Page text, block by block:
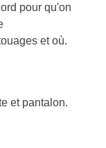
pour qu'on
et où.
et pantalon.